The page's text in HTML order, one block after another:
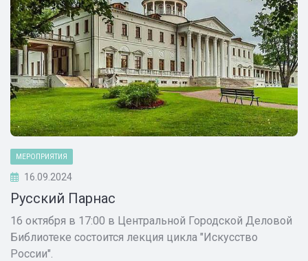
МЕРОПРИЯТИЯ
16.09.2024
Русский Парнас
16 октября в 17:00 в Центральной Городской Деловой
Библиотеке состоится лекция цикла "Искусство
России".